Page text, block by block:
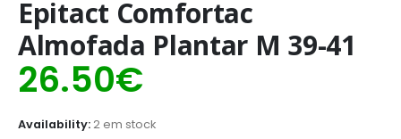
Epitact Comfortac
Almofada Plantar M 39-41
26.50€
Availability:2 em stock